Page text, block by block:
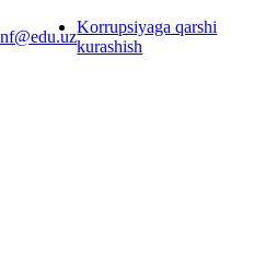
Korrupsiyaga qarshi
kurashish